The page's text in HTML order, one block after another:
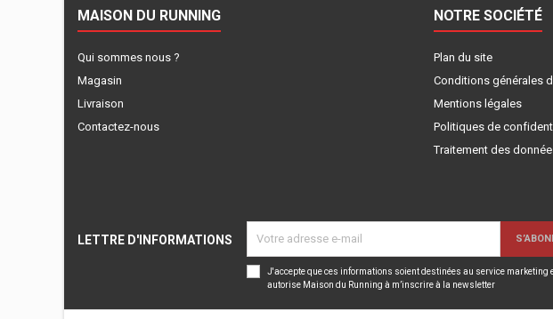
MAISON DU RUNNING
Qui sommes nous ?
Magasin
Livraison
Contactez-nous
NOTRE SOCIÉTÉ
Plan du site
Conditions générales
Mentions légales
Politiques de
Traitement des
LETTRE D'INFORMATIONS
J'accepte que ces informations soient destinées au service marketing
autorise Maison du Running à m’inscrire à la newsletter